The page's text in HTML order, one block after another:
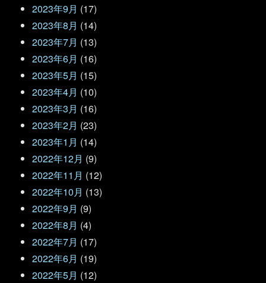
2023年9月 (17)
2023年8月 (14)
2023年7月 (13)
2023年6月 (16)
2023年5月 (15)
2023年4月 (10)
2023年3月 (16)
2023年2月 (23)
2023年1月 (14)
2022年12月 (9)
2022年11月 (12)
2022年10月 (13)
2022年9月 (9)
2022年8月 (4)
2022年7月 (17)
2022年6月 (19)
2022年5月 (12)